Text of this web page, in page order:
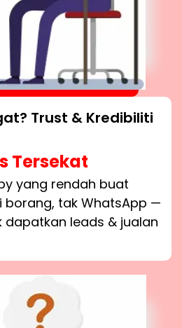
Trust & Kredibiliti
Tersekat
yang rendah buat
borang, tak WhatsApp —
leads & jualan